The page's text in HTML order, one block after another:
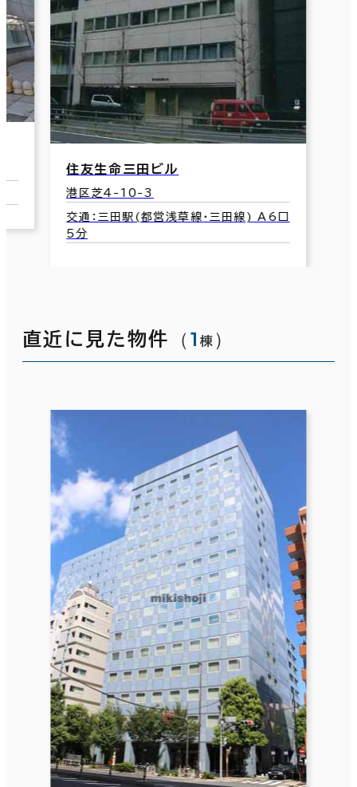
住友生命三田ビル
港区芝4-10-3
交通：三田駅(都営浅草線･三田線) A6口
5分
直近に見た物件 （1 棟 ）